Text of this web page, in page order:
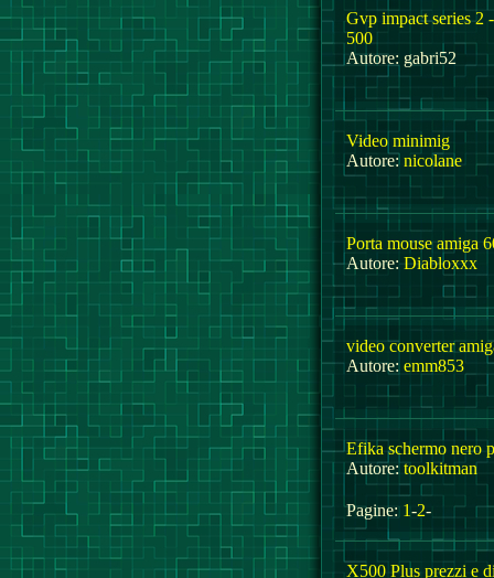
Gvp impact series 2
500
Autore: gabri52
Video minimig
Autore:nicolane
Porta mouse amiga
Autore: Diabloxxx
video converter
Autore: emm853
Efika schermo nero
Autore:toolkitman
Pagine:1-2-
X500 Plus prezzi e